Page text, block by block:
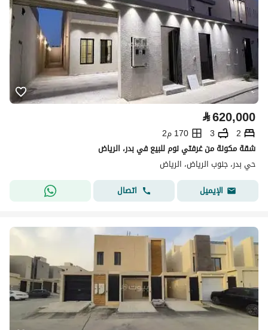
⃁620,000
2
3
170 م2
شقة مكونة من غرفتي نوم للبيع في بدر، الرياض
حي بدر، جنوب الرياض، الرياض
الإيميل
اتصال